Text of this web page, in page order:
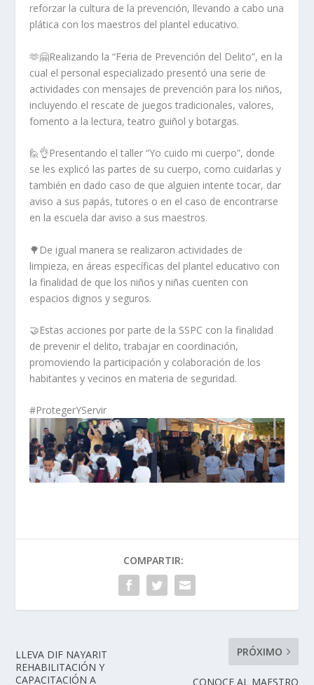
reforzar la cultura de la prevención, llevando a cabo una
plática con los maestros del plantel educativo.
🫶🤗Realizando la “Feria de Prevención del Delito”, en la
cual el personal especializado presentó una serie de
actividades con mensajes de prevención para los niños,
incluyendo el rescate de juegos tradicionales, valores,
fomento a la lectura, teatro guiñol y botargas.
🙋👌Presentando el taller “Yo cuido mi cuerpo”, donde
se les explicó las partes de su cuerpo, como cuidarlas y
también en dado caso de que alguien intente tocar, dar
aviso a sus papás, tutores o en el caso de encontrarse
en la escuela dar aviso a sus maestros.
🌳De igual manera se realizaron actividades de
limpieza, en áreas específicas del plantel educativo con
la finalidad de que los niños y niñas cuenten con
espacios dignos y seguros.
🤝Estas acciones por parte de la SSPC con la finalidad
de prevenir el delito, trabajar en coordinación,
promoviendo la participación y colaboración de los
habitantes y vecinos en materia de seguridad.
#ProtegerYServir
COMPARTIR:
LLEVA DIF NAYARIT
REHABILITACIÓN Y
CAPACITACIÓN A
PRÓXIMO
CONOCE AL MAESTRO